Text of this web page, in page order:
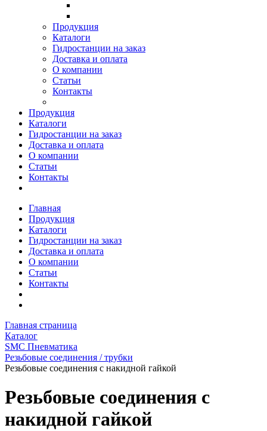
Продукция
Каталоги
Гидростанции на заказ
Доставка и оплата
О компании
Статьи
Контакты
Продукция
Каталоги
Гидростанции на заказ
Доставка и оплата
О компании
Статьи
Контакты
Главная
Продукция
Каталоги
Гидростанции на заказ
Доставка и оплата
О компании
Статьи
Контакты
Главная страница
Каталог
SMC Пневматика
Резьбовые соединения / трубки
Резьбовые соединения с накидной гайкой
Резьбовые соединения с
накидной гайкой